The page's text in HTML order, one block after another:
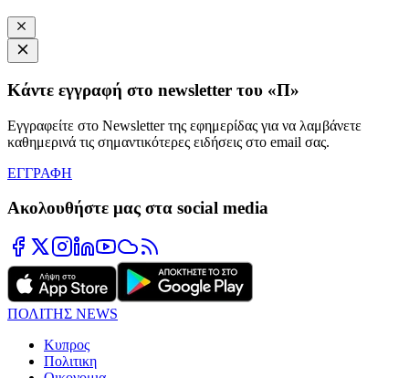
Κάντε εγγραφή στο newsletter του «Π»
Εγγραφείτε στο Newsletter της εφημερίδας για να λαμβάνετε
καθημερινά τις σημαντικότερες ειδήσεις στο email σας.
ΕΓΓΡΑΦΗ
Ακολουθήστε μας στα social media
ΠΟΛΙΤΗΣ NEWS
Κυπρος
Πολιτικη